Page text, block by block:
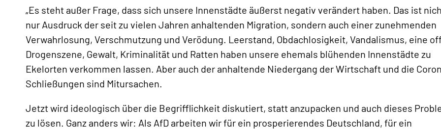
«
„Es steht außer Frage, dass sich unsere Innenstädte äußerst negativ verändert haben. Das ist
nur Ausdruck der seit zu vielen Jahren anhaltenden Migration, sondern auch einer zunehmenden
Verwahrlosung, Verschmutzung und Verödung. Leerstand, Obdachlosigkeit, Vandalismus, eine
Drogenszene, Gewalt, Kriminalität und Ratten haben unsere ehemals blühenden Innenstädte zu
Ekelorten verkommen lassen. Aber auch der anhaltende Niedergang der Wirtschaft und die
Schließungen sind Mitursachen.
Jetzt wird ideologisch über die Begrifflichkeit diskutiert, statt anzupacken und auch dieses
zu lösen. Ganz anders wir: Als AfD arbeiten wir für ein prosperierendes Deutschland, für ein